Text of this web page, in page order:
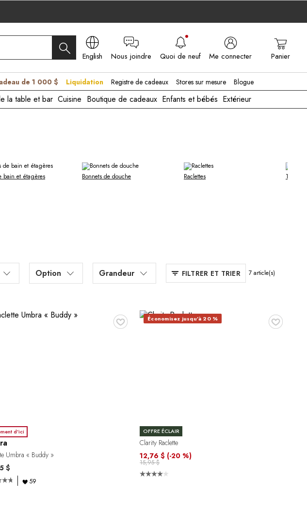
English
CA - EN
Nous joindre Quoi de neuf Me connecter Panier
de 1 000 $ Liquidation Registre de cadeaux Stores sur mesure Blogue
la table et bar Cuisine Boutique de cadeaux Enfants et bébés Extérieur
bain et étagères Bonnets de douche Raclettes Tout voir
Option Grandeur 7 article(s)
FILTRER ET TRIER
♥
d'ici
Umbra « Buddy »
$
59
♥
Économisez jusqu'à 20 %
OFFRE ÉCLAIR
Clarity Raclette
12,76 $ (-20 %)
15,95 $